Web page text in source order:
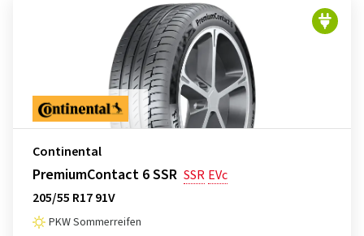
Continental
PremiumContact 6 SSR SSR EVc
205/55 R17 91V
PKW Sommerreifen